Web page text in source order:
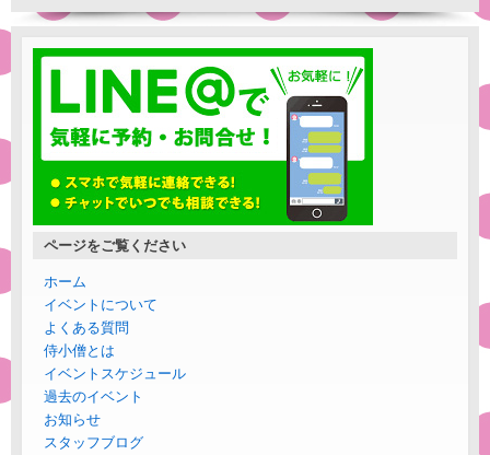
ページをご覧ください
ホーム
イベントについて
よくある質問
侍小僧とは
イベントスケジュール
過去のイベント
お知らせ
スタッフブログ